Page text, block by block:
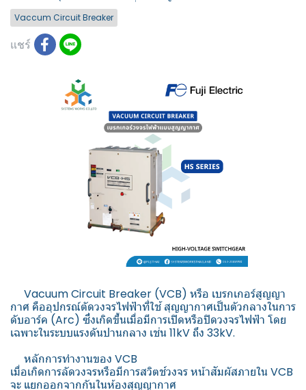
Vaccum Circuit Breaker
แชร์
Vacuum Circuit Breaker (VCB) หรือ เบรกเกอร์สูญญา
กาศ คืออุปกรณ์ตัดวงจรไฟฟ้าที่ใช้ สุญญากาศเป็นตัวกลางในการ
ดับอาร์ค (Arc) ซึ่งเกิดขึ้นเมื่อมีการเปิดหรือปิดวงจรไฟฟ้า โดย
เฉพาะในระบบแรงดันปานกลาง เช่น 11kV ถึง 33kV.
️ หลักการทำงานของ VCB
เมื่อเกิดการลัดวงจรหรือมีการสวิตช์วงจร หน้าสัมผัสภายใน VCB
จะ แยกออกจากกันในห้องสุญญากาศ